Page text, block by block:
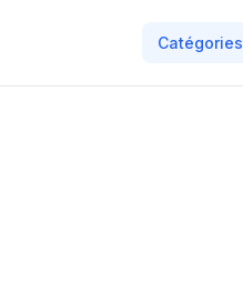
Catégories